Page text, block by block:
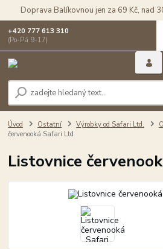
Doprava Balíkovnou jen za 69 Kč, nad
+420 777 613 310
(Po-Pá 9-17)
Úvod Ostatní Výrobky od Safari Ltd.
červenooká Safari Ltd
Listovnice